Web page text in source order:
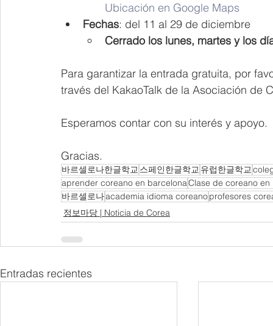
Ubicación en Google Maps
Fechas: del 11 al 29 de diciembre
Cerrado los lunes, martes y los
Para garantizar la entrada gratuita, por
través del KakaoTalk de la Asociación de
Esperamos contar con su interés y apoyo.
Gracias.
바르셀로나한글학교 스페인한글학교 유럽한글학교
aprender coreano en barcelonaClase de coreano
바르셀로나academia idioma coreanoprofesores
정보마당 | Noticia de Corea
Entradas recientes